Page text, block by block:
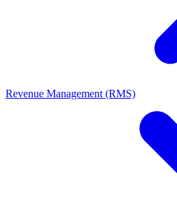
Revenue Management (RMS)